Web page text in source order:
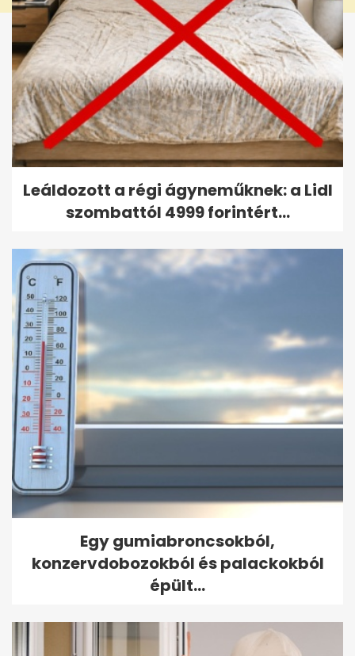
Leáldozott a régi ágyneműknek: a Lidl
szombattól 4999 forintért...
Egy gumiabroncsokból,
konzervdobozokból és palackokból
épült...